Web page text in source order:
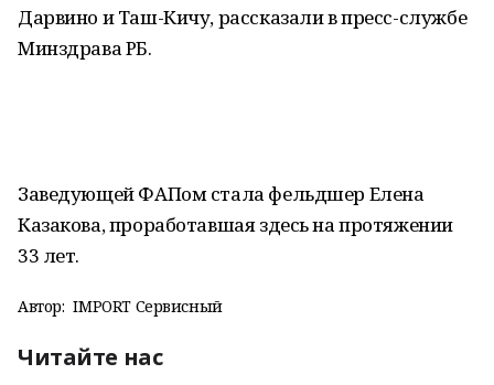
Дарвино и Таш-Кичу, рассказали в пресс-службе
Минздрава РБ.
Заведующей ФАПом стала фельдшер Елена
Казакова, проработавшая здесь на протяжении
33 лет.
Автор: IMPORT Сервисный
Читайте нас